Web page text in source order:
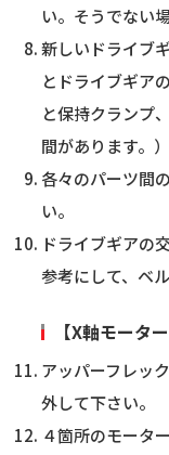
い。そうでない
新しいドライブ
とドライブギア
と保持クランプ
間があります。）
各々のパーツ間
い。
ドライブギアの
参考にして、ベ
【X軸モータ
アッパーフレッ
外して下さい。
４箇所のモータ